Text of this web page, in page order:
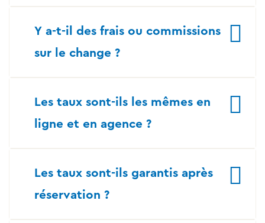
Y a-t-il des frais ou commissions
sur le change ?
Les taux sont-ils les mêmes en
ligne et en agence ?
Les taux sont-ils garantis après
réservation ?